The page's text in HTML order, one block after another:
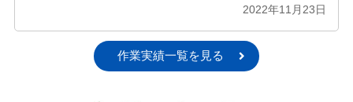
2022年11月23日
作業実績一覧を見る